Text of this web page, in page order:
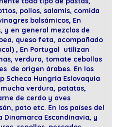
pollos, salamis, comida
balsámicos, En
y en general mezclas de
queso feta, acompañado
, En Portugal utilizan
verdura, tomate cebollas
de origen árabes. En los
Scheca Hungria Eslovaquia
verdura, patatas,
de cerdo y aves
pato etc. En los países del
Dinamarca Escandinavia, y